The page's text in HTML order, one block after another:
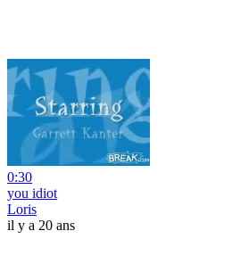
0:30
you idiot
Loris
il y a 20 ans